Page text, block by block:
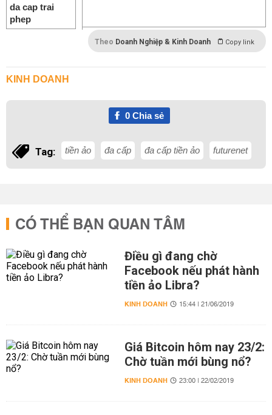
Theo Doanh Nghiệp & Kinh Doanh Copy link
KINH DOANH
0Chia sẻ
Tag: tiền ảo đa cấp đa cấp tiền ảo futurenet
CÓ THỂ BẠN QUAN TÂM
Điều gì đang chờ
Facebook nếu phát hành
tiền ảo Libra?
KINH DOANH 15:44 | 21/06/2019
Giá Bitcoin hôm nay 23/2:
Chờ tuần mới bùng nổ?
KINH DOANH 23:00 | 22/02/2019